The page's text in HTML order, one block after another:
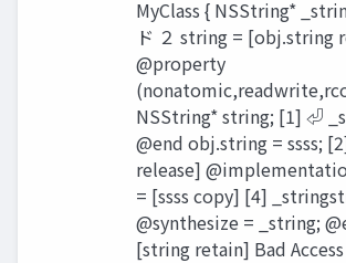
MyClass { NSString*
ド ２ string = [obj.string
@property
NSString* string; [1] ⏎
@end obj.string = ssss;
release]
= [ssss copy] [4]
@synthesize = _string;
[string retain] Bad